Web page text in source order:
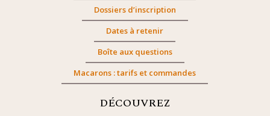
Dossiers d’inscription
Dates à retenir
Boîte aux questions
Macarons : tarifs et commandes
DÉCOUVREZ